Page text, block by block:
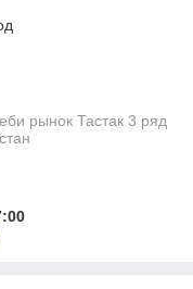
рынок Тастак 3 ряд